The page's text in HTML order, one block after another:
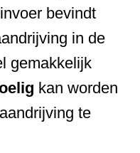
bevindt
in de
gemakkelijk
kan worden
te